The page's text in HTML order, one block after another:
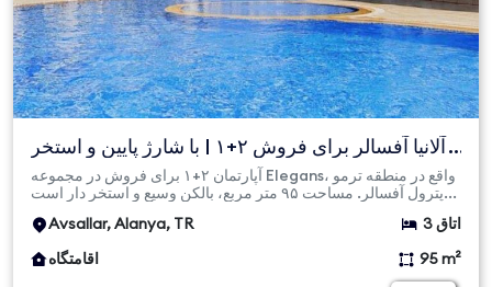
آلانیا آفسالر برای فروش ۲+۱ | با شارژ پایین و استخر
دار | سا...
آپارتمان ۲+۱ برای فروش در مجموعه Elegans، واقع در منطقه ترمو
پترول آفسالر. مساحت ۹۵ متر مربع، بالکن وسیع و استخر دار است...
Avsallar, Alanya, TR
3 اتاق
اقامتگاه
95 m²